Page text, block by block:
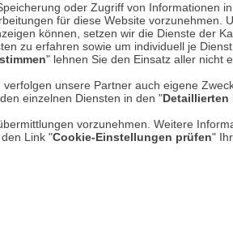
oder Zugriff von Informationen
für diese Website vorzunehmen.
können, setzen wir die Dienste der
zu erfahren sowie um individuell je
" lehnen Sie den Einsatz aller nicht
unsere Partner auch eigene
einzelnen Diensten in den "Detaillierten
vorzunehmen. Weitere
Link "Cookie-Einstellungen prüfen"